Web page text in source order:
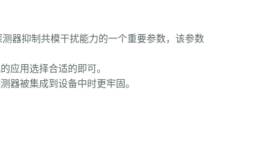
器抑制共模干扰能力的一个重要参数，该参数
应用选择合适的即可。
器被集成到设备中时更牢固。